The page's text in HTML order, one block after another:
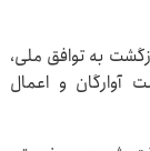
به توافق ملی،
آوارگان و اعمال